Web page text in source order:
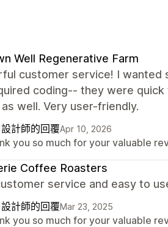
Well Regenerative Farm
customer service! I
coding-- they were
well. Very user-friendly.
計師的回覆Apr 10, 2026
you so much for your valuable
Coffee Roasters
service and easy to
計師的回覆Mar 23, 2025
you so much for your valuable